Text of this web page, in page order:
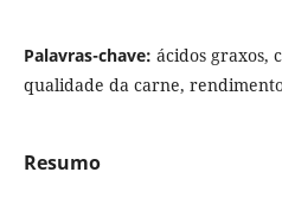
Palavras-chave: ácidos graxos,
qualidade da carne,
Resumo